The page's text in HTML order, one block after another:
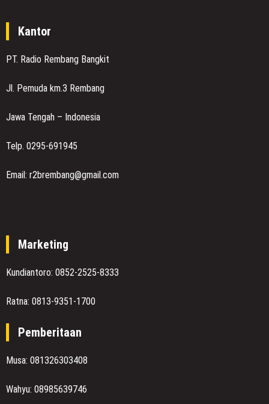
Kantor
PT. Radio Rembang Bangkit
Jl. Pemuda km.3 Rembang
Jawa Tengah – Indonesia
Telp. 0295-691945
Email: r2brembang@gmail.com
Marketing
Kundiantoro: 0852-2525-8333
Ratna: 0813-9351-1700
Pemberitaan
Musa: 081326303408
Wahyu: 08985639746